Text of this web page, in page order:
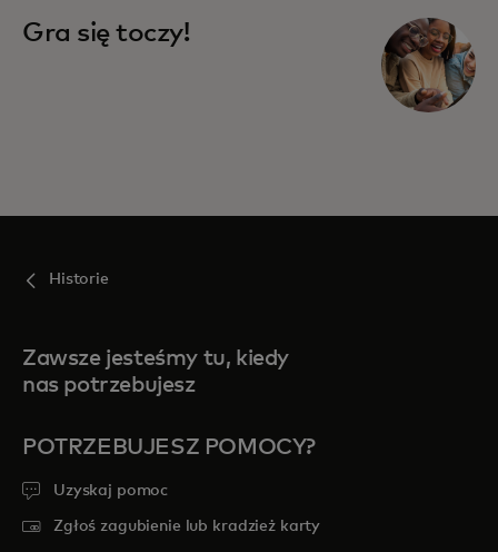
Gra się toczy!
Historie
Zawsze jesteśmy tu, kiedy
nas potrzebujesz
POTRZEBUJESZ POMOCY?
Uzyskaj pomoc
Zgłoś zagubienie lub kradzież karty